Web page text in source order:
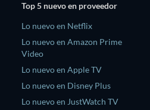
Top 5 nuevo en proveedor
Lo nuevo en Netflix
Lo nuevo en Amazon Prime
Video
Lo nuevo en Apple TV
Lo nuevo en Disney Plus
Lo nuevo en JustWatch TV